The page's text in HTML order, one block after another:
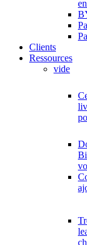
Clients
Ressources
vide